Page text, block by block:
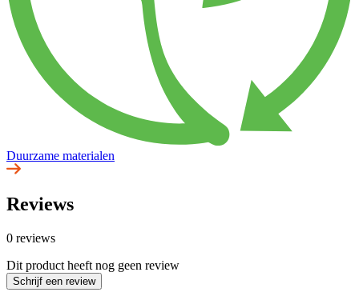
Duurzame materialen
Reviews
0 reviews
Dit product heeft nog geen review
Schrijf een review